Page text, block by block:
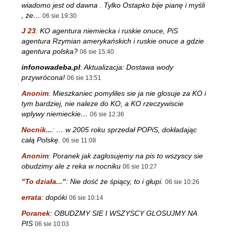
wiadomo jest od dawna . Tylko Ostapko bije pianę i myśli
, że… 06 sie 19:30
J 23: KO agentura niemiecka i ruskie onuce, PiS
agentura Rzymian amerykańskich i ruskie onuce a gdzie
agentura polska? 06 sie 15:40
infonowadeba.pl:Aktualizacja: Dostawa wody
przywrócona! 06 sie 13:51
Anonim: Mieszkaniec pomyliles sie ja nie glosuje za KO i
tym bardziej, nie naleze do KO, a KO rzeczywiscie
wplywy niemieckie… 06 sie 12:36
Nocnik...: … w 2005 roku sprzedał POPiS, dokładając
całą Polskę. 06 sie 11:08
Anonim: Poranek jak zaglosujemy na pis to wszyscy sie
obudzimy ale z reka w nocniku 06 sie 10:27
"To działa...": Nie dość że śpiący, to i głupi. 06 sie 10:26
errata: dopóki 06 sie 10:14
Poranek: OBUDZMY SIE I WSZYSCY GLOSUJMY NA
PIS 06 sie 10:03